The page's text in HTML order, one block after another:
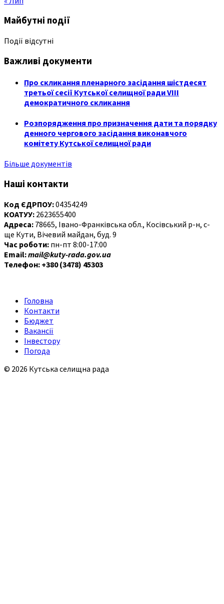
Майбутні події
Події відсутні
Важливі документи
Про скликання пленарного засідання шістдесят
третьої сесії Кутської селищної ради VIII
демократичного скликання
Розпорядження про призначення дати та порядку
денного чергового засідання виконавчого
комітету Кутської селищної ради
Більше документів
Наші контакти
Код ЄДРПОУ:04354249
КОАТУУ: 2623655400
Адреса: 78665, Івано-Франківська обл., Косівський р-н, с-
ще Кути, Вічевий майдан, буд. 9
Час роботи: пн-пт 8:00-17:00
Email:mail@kuty-rada.gov.ua
Телефон: +380 (3478) 45303
Головна
Контакти
Бюджет
Вакансії
Інвестору
Погода
© 2026 Кутська селищна рада